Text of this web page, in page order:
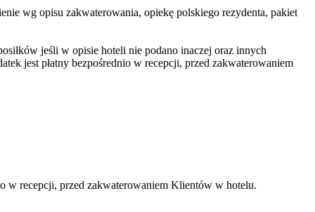
wg opisu zakwaterowania, opiekę polskiego rezydenta, pakiet
jeśli w opisie hoteli nie podano inaczej oraz innych
jest płatny bezpośrednio w recepcji, przed zakwaterowaniem
w recepcji, przed zakwaterowaniem Klientów w hotelu.